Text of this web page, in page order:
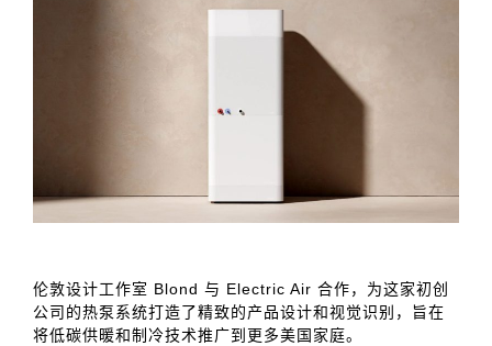
伦敦设计工作室 Blond 与 Electric Air 合作，为这家初创
公司的热泵系统打造了精致的产品设计和视觉识别，旨在
将低碳供暖和制冷技术推广到更多美国家庭。